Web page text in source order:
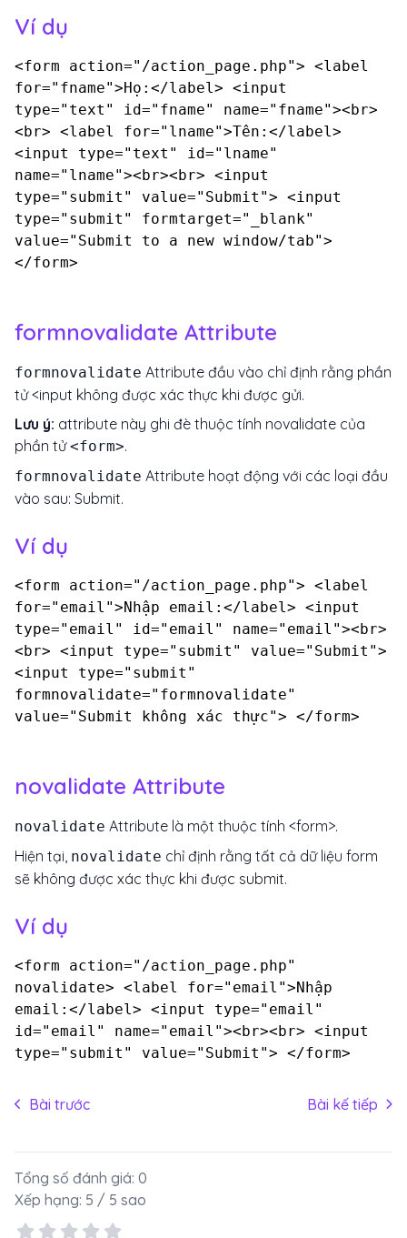
Ví dụ
<form action="/action_page.php"> <label
for="fname">Họ:</label> <input
type="text" id="fname" name="fname"><br>
<br> <label for="lname">Tên:</label>
<input type="text" id="lname"
name="lname"><br><br> <input
type="submit" value="Submit"> <input
type="submit" formtarget="_blank"
value="Submit to a new window/tab">
</form>
formnovalidate Attribute
formnovalidate Attribute đầu vào chỉ định rằng phần
tử <input không được xác thực khi được gửi.
Lưu ý: attribute này ghi đè thuộc tính novalidate của
phần tử<form>.
formnovalidate Attribute hoạt động với các loại đầu
vào sau: Submit.
Ví dụ
<form action="/action_page.php"> <label
for="email">Nhập email:</label> <input
type="email" id="email" name="email"><br>
<br> <input type="submit" value="Submit">
<input type="submit"
formnovalidate="formnovalidate"
value="Submit không xác thực"> </form>
novalidate Attribute
novalidate Attribute là một thuộc tính <form>.
Hiện tại, novalidate chỉ định rằng tất cả dữ liệu form
sẽ không được xác thực khi được submit.
Ví dụ
<form action="/action_page.php"
novalidate> <label for="email">Nhập
email:</label> <input type="email"
id="email" name="email"><br><br> <input
type="submit" value="Submit"> </form>
Bài trước Bài kế tiếp
Tổng số đánh giá: 0
Xếp hạng: 5 / 5 sao